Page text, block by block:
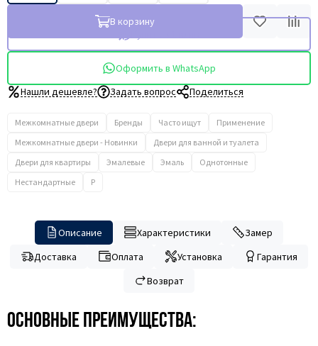
В корзину
Оформить в WhatsApp
Нашли дешевле?
Задать вопрос Поделиться
Межкомнатные двери Бренды Часто ищут
Применение
Межкомнатные двери - Новинки
Двери для ванной и туалета
Двери для квартиры
Эмалевые Эмаль
Однотонные
Нестандартные
P
Описание Характеристики
Замер
Доставка
Оплата Установка
Гарантия
Возврат
Основные преимущества: